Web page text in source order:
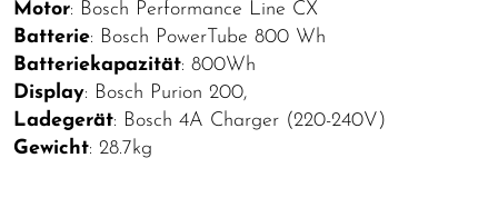
Motor: Bosch Performance Line CX
Batterie: Bosch PowerTube 800 Wh
Batteriekapazität: 800Wh
Display: Bosch Purion 200,
Ladegerät: Bosch 4A Charger (220-240V)
Gewicht: 28.7kg